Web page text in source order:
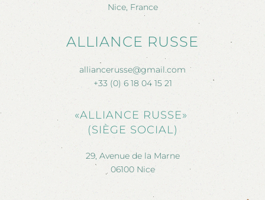
Nice, France
ALLIANCE RUSSE
alliancerusse@gmail.com
+33 (0) 6 18 04 15 21
«ALLIANCE RUSSE»
(SIÈGE SOCIAL)
29, Avenue de la Marne
06100 Nice